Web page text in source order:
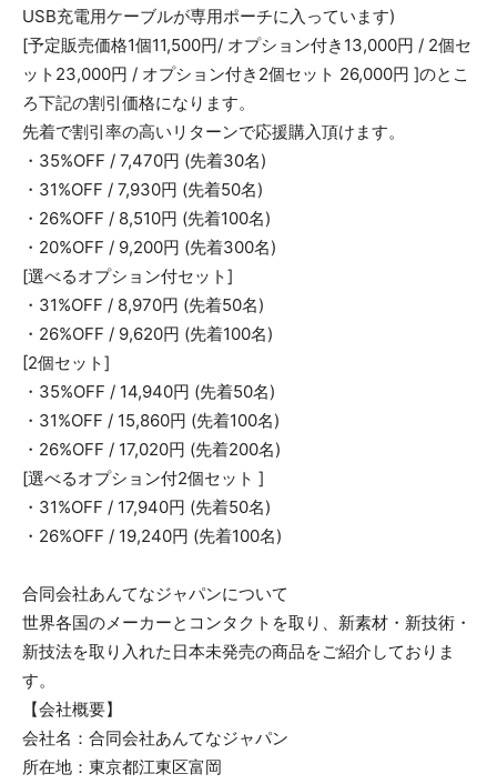
USB充電用ケーブルが専用ポーチに入っています)
[予定販売価格1個11,500円/ オプション付き13,000円 / 2個セ
ット23,000円 / オプション付き2個セット 26,000円 ]のとこ
ろ下記の割引価格になります。
先着で割引率の高いリターンで応援購入頂けます。
・35%OFF / 7,470円 (先着30名)
・31%OFF / 7,930円 (先着50名)
・26%OFF / 8,510円 (先着100名)
・20%OFF / 9,200円 (先着300名)
[選べるオプション付セット]
・31%OFF / 8,970円 (先着50名)
・26%OFF / 9,620円 (先着100名)
[2個セット]
・35%OFF / 14,940円 (先着50名)
・31%OFF / 15,860円 (先着100名)
・26%OFF / 17,020円 (先着200名)
[選べるオプション付2個セット ]
・31%OFF / 17,940円 (先着50名)
・26%OFF / 19,240円 (先着100名)
合同会社あんてなジャパンについて
世界各国のメーカーとコンタクトを取り、新素材・新技術・
新技法を取り入れた日本未発売の商品をご紹介しておりま
す。
【会社概要】
会社名：合同会社あんてなジャパン
所在地：東京都江東区富岡